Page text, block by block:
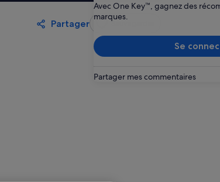
Avec One Key™, gagnez des
marques.
Se
Partager mes commentaires
Partager Sauvegarder